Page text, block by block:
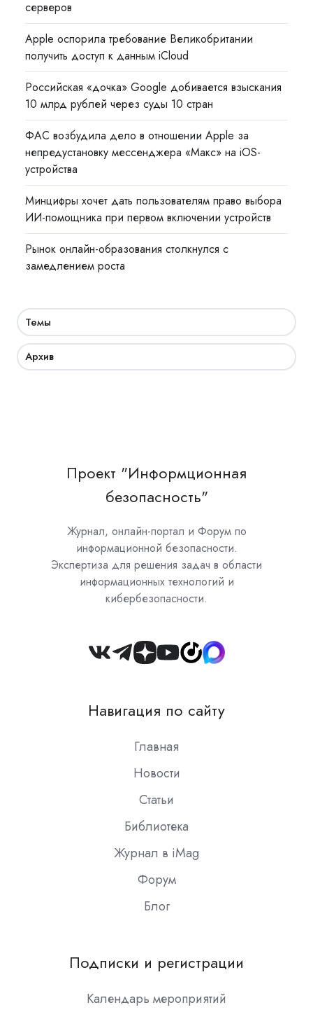
серверов
Apple оспорила требование Великобритании
получить доступ к данным iCloud
Российская «дочка» Google добивается взыскания
10 млрд рублей через суды 10 стран
ФАС возбудила дело в отношении Apple за
непредустановку мессенджера «Макс» на iOS-
устройства
Минцифры хочет дать пользователям право выбора
ИИ-помощника при первом включении устройств
Рынок онлайн-образования столкнулся с
замедлением роста
Темы
Архив
Проект "Информционная
безопасность"
Журнал, онлайн-портал и Форум по
информационной безопасности.
Экспертиза для решения задач в области
информационных технологий и
кибербезопасности.
Join
Slack
Навигация по сайту
Главная
Новости
Статьи
Библиотека
Журнал в iMag
Форум
Блог
Подписки и регистрации
Календарь мероприятий